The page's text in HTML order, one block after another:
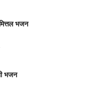
भजन
भजन